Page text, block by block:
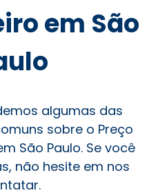
em São
algumas das
sobre o Preço
São Paulo. Se você
não hesite em nos